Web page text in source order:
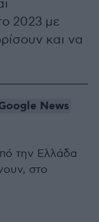
2023 με
και να
News
την Ελλάδα
στο